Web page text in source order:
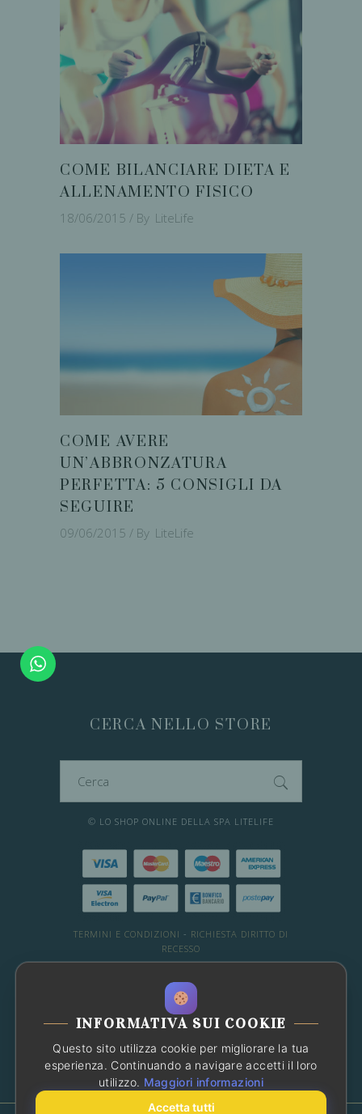
COME BILANCIARE DIETA E
ALLENAMENTO FISICO
18/06/2015 By LiteLife
COME AVERE
UN’ABBRONZATURA
PERFETTA: 5 CONSIGLI DA
SEGUIRE
09/06/2015 By LiteLife
CERCA NELLO STORE
© LO SHOP ONLINE DELLA SPA LITELIFE
TERMINI E CONDIZIONI - RICHIESTA DIRITTO DI
RECESSO
WHATSAPP: 081 66 49 29
OPPURE CONSULTA LE FAQ
Chat con noi
ChatbotCiao! Sono l'assistente che
risponderà alle tue domande
sull'attività. Come posso aiutarti?
INFORMATIVA SUI COOKIE
Questo sito utilizza cookie per migliorare la tua
esperienza. Continuando a navigare accetti il loro
utilizzo. Maggiori informazioni
Accetta tutti